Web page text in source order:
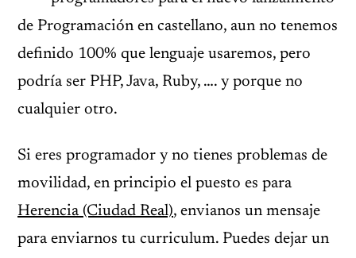
de Programación en castellano, aun no tenemos
definido 100% que lenguaje usaremos, pero
podría ser PHP, Java, Ruby, …. y porque no
cualquier otro.
Si eres programador y no tienes problemas de
movilidad, en principio el puesto es para
Herencia (Ciudad Real), envianos un mensaje
para enviarnos tu curriculum. Puedes dejar un